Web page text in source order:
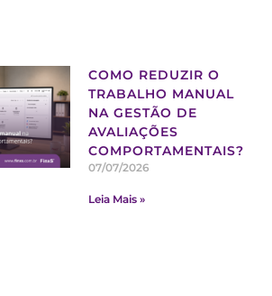
COMO REDUZIR O
TRABALHO MANUAL
NA GESTÃO DE
AVALIAÇÕES
COMPORTAMENTAIS?
07/07/2026
Leia Mais »